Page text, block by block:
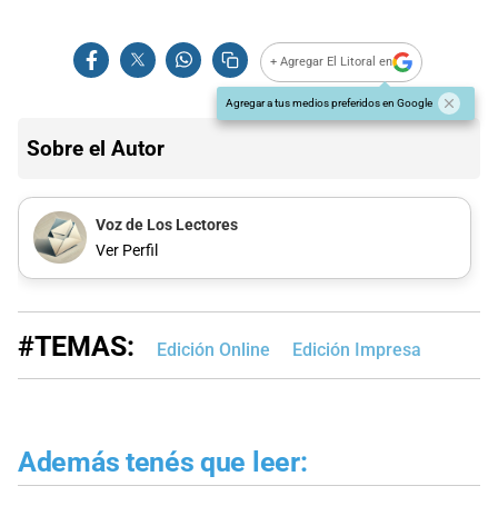
+ Agregar El Litoral en
Agregar a tus medios preferidos en Google
Sobre el Autor
Voz de Los Lectores
Ver Perfil
#TEMAS: Edición Online Edición Impresa
Además tenés que leer: